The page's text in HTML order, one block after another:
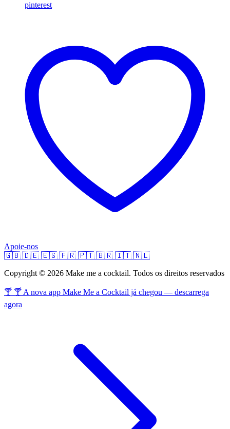
pinterest
Apoie-nos
🇬🇧 🇩🇪 🇪🇸 🇫🇷 🇵🇹 🇧🇷 🇮🇹 🇳🇱
Copyright © 2026 Make me a cocktail. Todos os direitos reservados
🍸 🍸 A nova app Make Me a Cocktail já chegou — descarrega
agora